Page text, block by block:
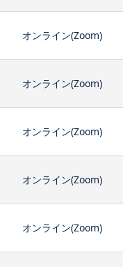
オンライン(Zoom)
オンライン(Zoom)
オンライン(Zoom)
オンライン(Zoom)
オンライン(Zoom)